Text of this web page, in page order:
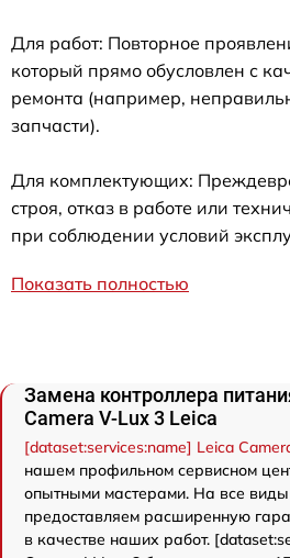
Для работ: Повторное
который прямо обусловлен с
ремонта (например,
запчасти).
Для комплектующих:
строя, отказ в работе или
при соблюдении условий
Показать полностью
Замена контроллера
Camera V-Lux 3 Leica
[dataset:services:name] Leica
нашем профильном сервисном
опытными мастерами. На все виды
предоставляем расширенную
в качестве наших работ.